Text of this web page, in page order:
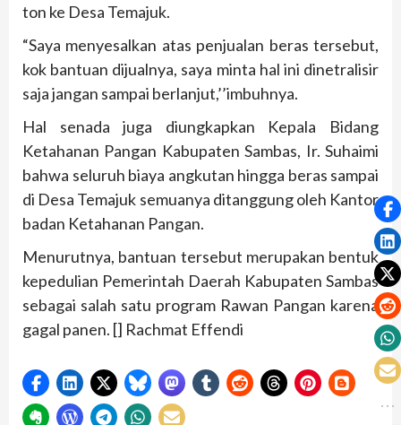
ton ke Desa Temajuk.
“Saya menyesalkan atas penjualan beras tersebut,
kok bantuan dijualnya, saya minta hal ini dinetralisir
saja jangan sampai berlanjut,’’imbuhnya.
Hal senada juga diungkapkan Kepala Bidang
Ketahanan Pangan Kabupaten Sambas, Ir. Suhaimi
bahwa seluruh biaya angkutan hingga beras sampai
di Desa Temajuk semuanya ditanggung oleh Kantor
badan Ketahanan Pangan.
Menurutnya, bantuan tersebut merupakan bentuk
kepedulian Pemerintah Daerah Kabupaten Sambas
sebagai salah satu program Rawan Pangan karena
gagal panen. [] Rachmat Effendi